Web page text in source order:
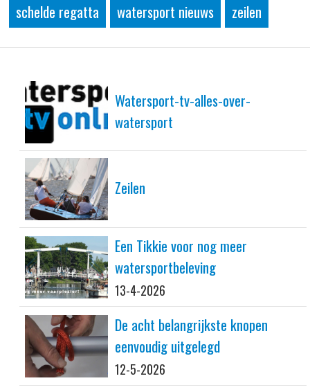
schelde regatta watersport nieuws zeilen
Watersport-tv-alles-over-
watersport
Zeilen
Een Tikkie voor nog meer
watersportbeleving
13-4-2026
De acht belangrijkste knopen
eenvoudig uitgelegd
12-5-2026